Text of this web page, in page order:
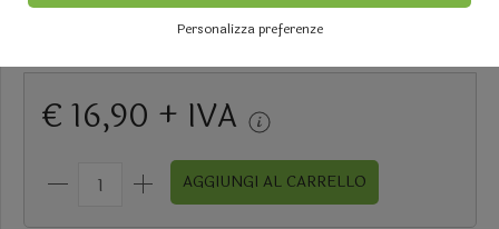
Personalizza preferenze
€ 16,90 + IVA
AGGIUNGI AL CARRELLO